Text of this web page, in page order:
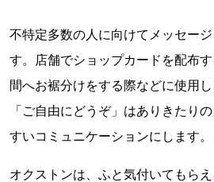
不特定多数の人に向けてメッセー
す。店舗でショップカードを配布
間へお裾分けをする際などに使用し
「ご自由にどうぞ」はありきたり
すいコミュニケーションにします。
オクストンは、ふと気付いてもら